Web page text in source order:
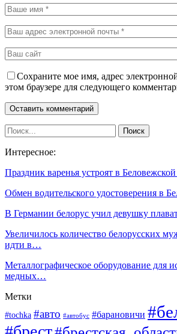
Сохраните мое имя, адрес
этом браузере для следующего
Интересное:
Праздник варенья устроят в
Обмен водительского удостоверения в
В Германии белорус учил девушку
Увеличилось количество белорусских
идти в…
Металлографическое оборудование для
медных…
Метки
#tochka #авто #автобус #барановичи